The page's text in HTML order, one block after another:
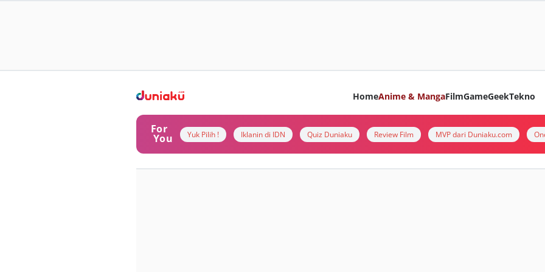
HomeAnime & MangaFilmGameGeekTekno
For
You Yuk Pilih ! Iklanin di IDN Quiz Duniaku Review Film MVP dari Duniaku.com